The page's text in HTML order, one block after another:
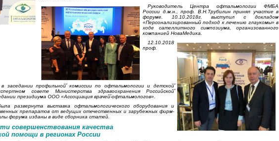
Руководитель Центра офтальмологии ФМБА
России д.м.н., проф. В.Н.Трубилин принял участие в
форуме. 10.10.2018г. выступил с докладом
«Персонализированный подход к лечению глаукомы» в
ходе сателлитного симпозиума, организованного
компанией НоваМедика.
12.10.2018
проф.
в заседании профильной̆ комиссии по офтальмологии и детской̆
совете Министерства здравоохранения Российской̆
президиума ООО «Ассоциация врачей̆-офтальмологов».
развернута выставка офтальмологического оборудования и
препаратов от ведущих отечественных и зарубежных фирм-
форума изданы в виде сборника статей.
совершенствования качества
помощи в регионах России